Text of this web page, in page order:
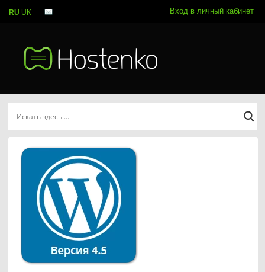
Вход в личный кабинет
RU UK